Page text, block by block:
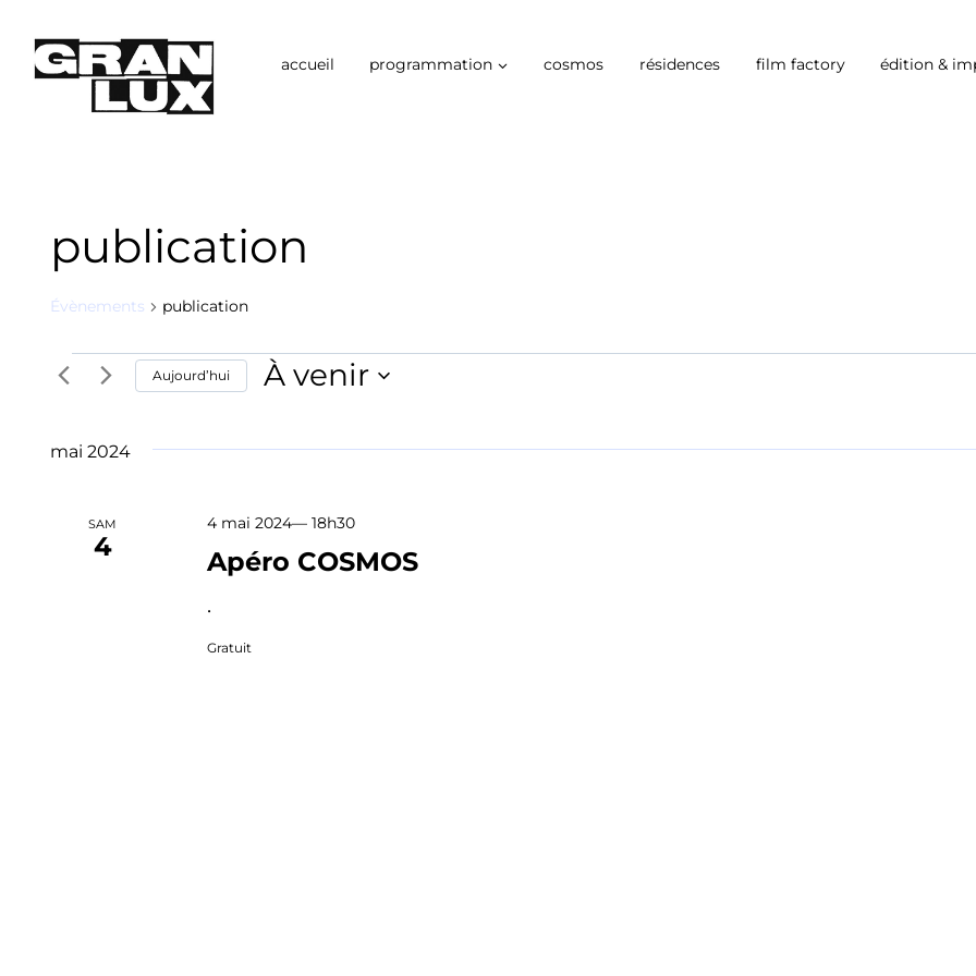
contenu
accueil programmation cosmos résidences film factory édition &
publication
Évènements publication
Évènements
Aujourd’hui À venir
date.
mai 2024
SAM
4 Apéro COSMOS
4 mai 2024— 18h30
•
Gratuit